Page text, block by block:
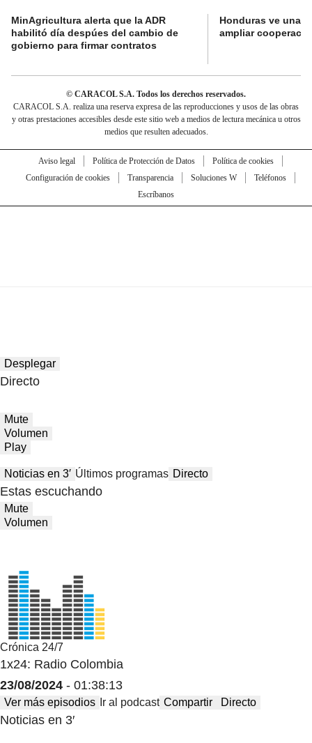
MinAgricultura alerta que la ADR
habilitó día despúes del cambio de
gobierno para firmar contratos
Honduras ve una
ampliar
© CARACOL S.A. Todos los derechos reservados.
CARACOL S.A. realiza una reserva expresa de las reproducciones y usos de las obras
y otras prestaciones accesibles desde este sitio web a medios de lectura mecánica u otros
medios que resulten adecuados.
Aviso legal Política de Protección de Datos
Política de cookies
Configuración de cookies
Transparencia Soluciones W
Teléfonos
Escríbanos
Desplegar
Directo
Mute
Volumen
Play
Noticias en 3′ Últimos programas Directo
Estas escuchando
Mute
Volumen
Crónica 24/7
1x24: Radio Colombia
23/08/2024 - 01:38:13
Ver más episodios Ir al podcast Compartir Directo
Noticias en 3′